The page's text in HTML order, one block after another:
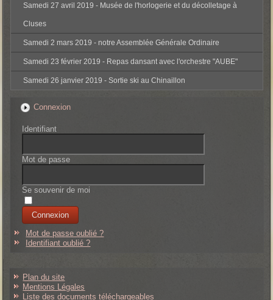
Samedi 27 avril 2019 - Musée de l'horlogerie et du décolletage à
Cluses
Samedi 2 mars 2019 - notre Assemblée Générale Ordinaire
Samedi 23 février 2019 - Repas dansant avec l'orchestre "AUBE"
Samedi 26 janvier 2019 - Sortie ski au Chinaillon
Connexion
Identifiant
Mot de passe
Se souvenir de moi
Mot de passe oublié ?
Identifiant oublié ?
Plan du site
Mentions Légales
Liste des documents téléchargeables